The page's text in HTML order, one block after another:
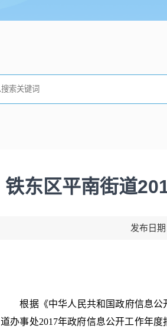
铁东区平南街道
发布日
根据《中华人民共和国政府信息公
道办事处2017年政府信息公开工作年